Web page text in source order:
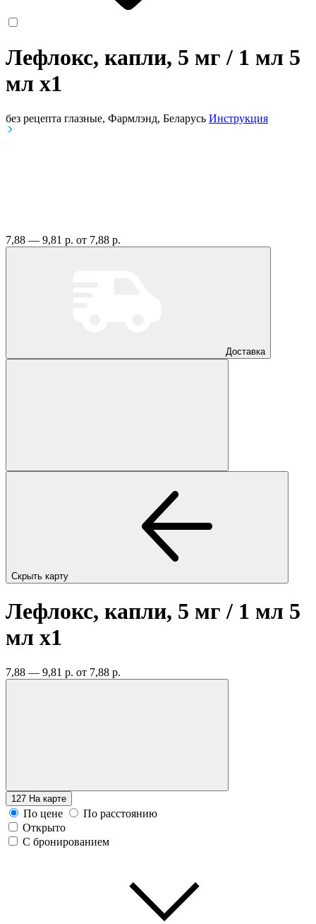
Лефлокс, капли, 5 мг / 1 мл 5
мл x1
без рецепта глазные, Фармлэнд, Беларусь Инструкция
7,88 — 9,81 р. от 7,88 р.
Доставка
Скрыть карту
Лефлокс, капли, 5 мг / 1 мл 5
мл x1
7,88 — 9,81 р. от 7,88 р.
127 На карте
По цене
По расстоянию
Открыто
С бронированием